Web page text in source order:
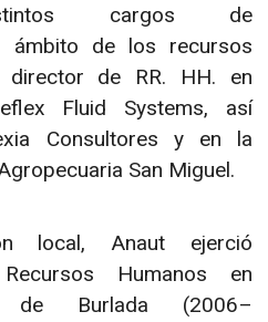
cargos de
ámbito de los recursos
director de RR. HH. en
Fluid Systems, así
Consultores y en la
San Miguel.
local, Anaut ejerció
Humanos en
de Burlada (2006–